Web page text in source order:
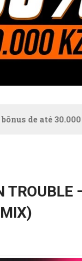
de até
TROUBLE